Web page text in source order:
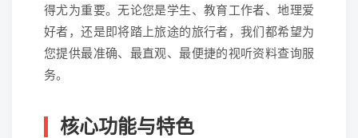
得尤为重要。无论您是学生、教育工作者、地理爱
好者，还是即将踏上旅途的旅行者，我们都希望为
您提供最准确、最直观、最便捷的视听资料查询服
务。
核心功能与特色